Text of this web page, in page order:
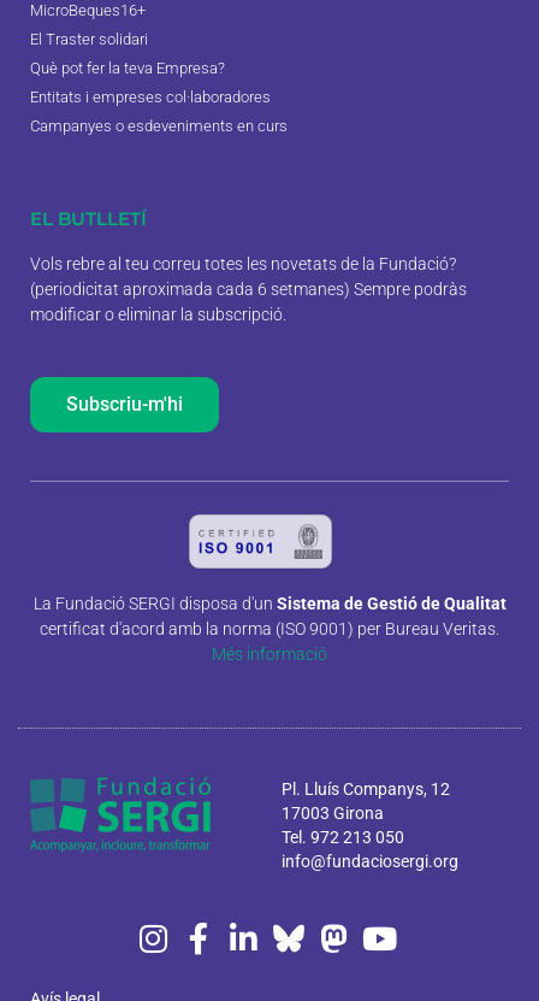
MicroBeques16+
El Traster solidari
Què pot fer la teva Empresa?
Entitats i empreses col·laboradores
Campanyes o esdeveniments en curs
EL BUTLLETÍ
Vols rebre al teu correu totes les novetats de la Fundació?
(periodicitat aproximada cada 6 setmanes) Sempre podràs
modificar o eliminar la subscripció.
Subscriu-m'hi
La Fundació SERGI disposa d'un Sistema de Gestió de Qualitat
certificat d'acord amb la norma (ISO 9001) per Bureau Veritas.
Més informació
Pl. Lluís Companys, 12
17003 Girona
Tel. 972 213 050
info@fundaciosergi.org